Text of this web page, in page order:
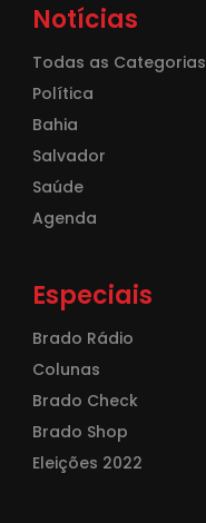
Notícias
Todas as Categorias
Política
Bahia
Salvador
Saúde
Agenda
Especiais
Brado Rádio
Colunas
Brado Check
Brado Shop
Eleições 2022